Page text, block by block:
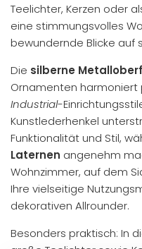
Teelichter, Kerzen oder
eine stimmungsvolles
bewundernde Blicke auf
Die silberne
Ornamenten
Industrial-
Kunstlederhenkel
Funktionalität und Stil,
Laternen angenehm
Wohnzimmer, auf dem
Ihre vielseitige
dekorativen Allrounder.
Besonders praktisch: In